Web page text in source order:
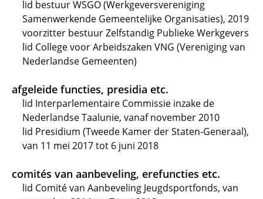
lid bestuur WSGO (Werkgeversvereniging
Samenwerkende Gemeentelijke Organisaties), 2019
voorzitter bestuur Zelfstandig Publieke Werkgevers
lid College voor Arbeidszaken VNG (Vereniging van
Nederlandse Gemeenten)
afgeleide functies, presidia etc.
lid Interparlementaire Commissie inzake de
Nederlandse Taalunie, vanaf november 2010
lid Presidium (Tweede Kamer der Staten-Generaal),
van 11 mei 2017 tot 6 juni 2018
comités van aanbeveling, erefuncties etc.
lid Comité van Aanbeveling Jeugdsportfonds, van